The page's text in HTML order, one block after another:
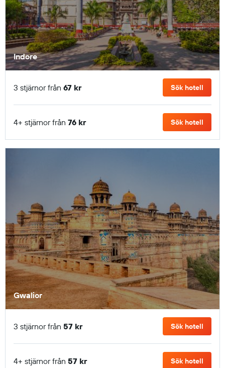
Indore
3 stjärnor från 67 kr Sök hotell
4+ stjärnor från 76 kr Sök hotell
Gwalior
3 stjärnor från 57 kr Sök hotell
4+ stjärnor från 57 kr Sök hotell